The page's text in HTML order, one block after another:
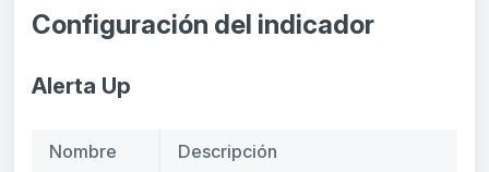
Configuración del indicador
Alerta Up
Nombre Descripción